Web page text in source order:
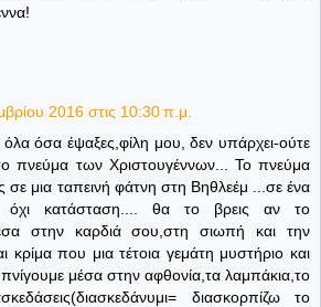
2016 στις 10:30 π.μ.
όλα όσα έψαξες,φίλη μου, δεν υπάρχει-ούτε
πνεύμα των Χριστουγέννων... Το πνεύμα
σε μια ταπεινή φάτνη στη Βηθλεέμ ...σε ένα
κατάσταση.... θα το βρεις αν το
στην καρδιά σου,στη σιωπή και την
κρίμα που μια τέτοια γεμάτη μυστήριο και
πνίγουμε μέσα στην αφθονία,τα λαμπάκια,το
διασκορπίζω το